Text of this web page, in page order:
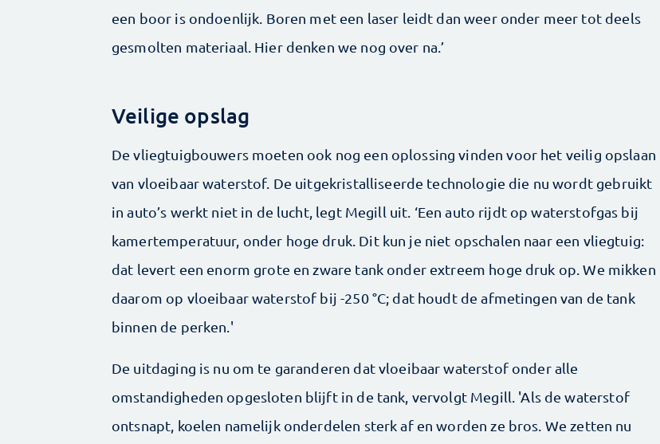
een boor is ondoenlijk. Boren met een laser leidt dan weer onder meer tot deels
gesmolten materiaal. Hier denken we nog over na.’
Veilige opslag
De vliegtuigbouwers moeten ook nog een oplossing vinden voor het veilig opslaan
van vloeibaar waterstof. De uitgekristalliseerde technologie die nu wordt gebruikt
in auto’s werkt niet in de lucht, legt Megill uit. ‘Een auto rijdt op waterstofgas bij
kamertemperatuur, onder hoge druk. Dit kun je niet opschalen naar een vliegtuig:
dat levert een enorm grote en zware tank onder extreem hoge druk op. We mikken
daarom op vloeibaar waterstof bij -250 °C; dat houdt de afmetingen van de tank
binnen de perken.'
De uitdaging is nu om te garanderen dat vloeibaar waterstof onder alle
omstandigheden opgesloten blijft in de tank, vervolgt Megill. 'Als de waterstof
ontsnapt, koelen namelijk onderdelen sterk af en worden ze bros. We zetten nu